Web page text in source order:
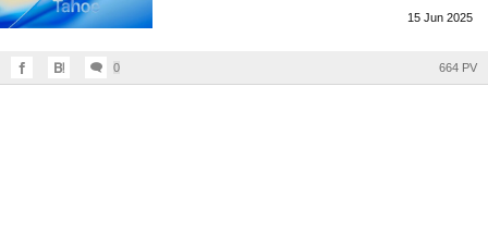
15 Jun 2025
0 664 PV